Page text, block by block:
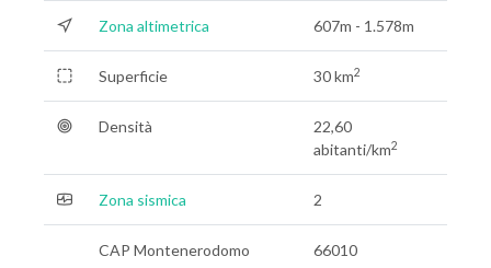
Zona altimetrica 607m - 1.578m
Superficie 30 km2
Densità
22,60
abitanti/km2
Zona sismica 2
CAP Montenerodomo 66010